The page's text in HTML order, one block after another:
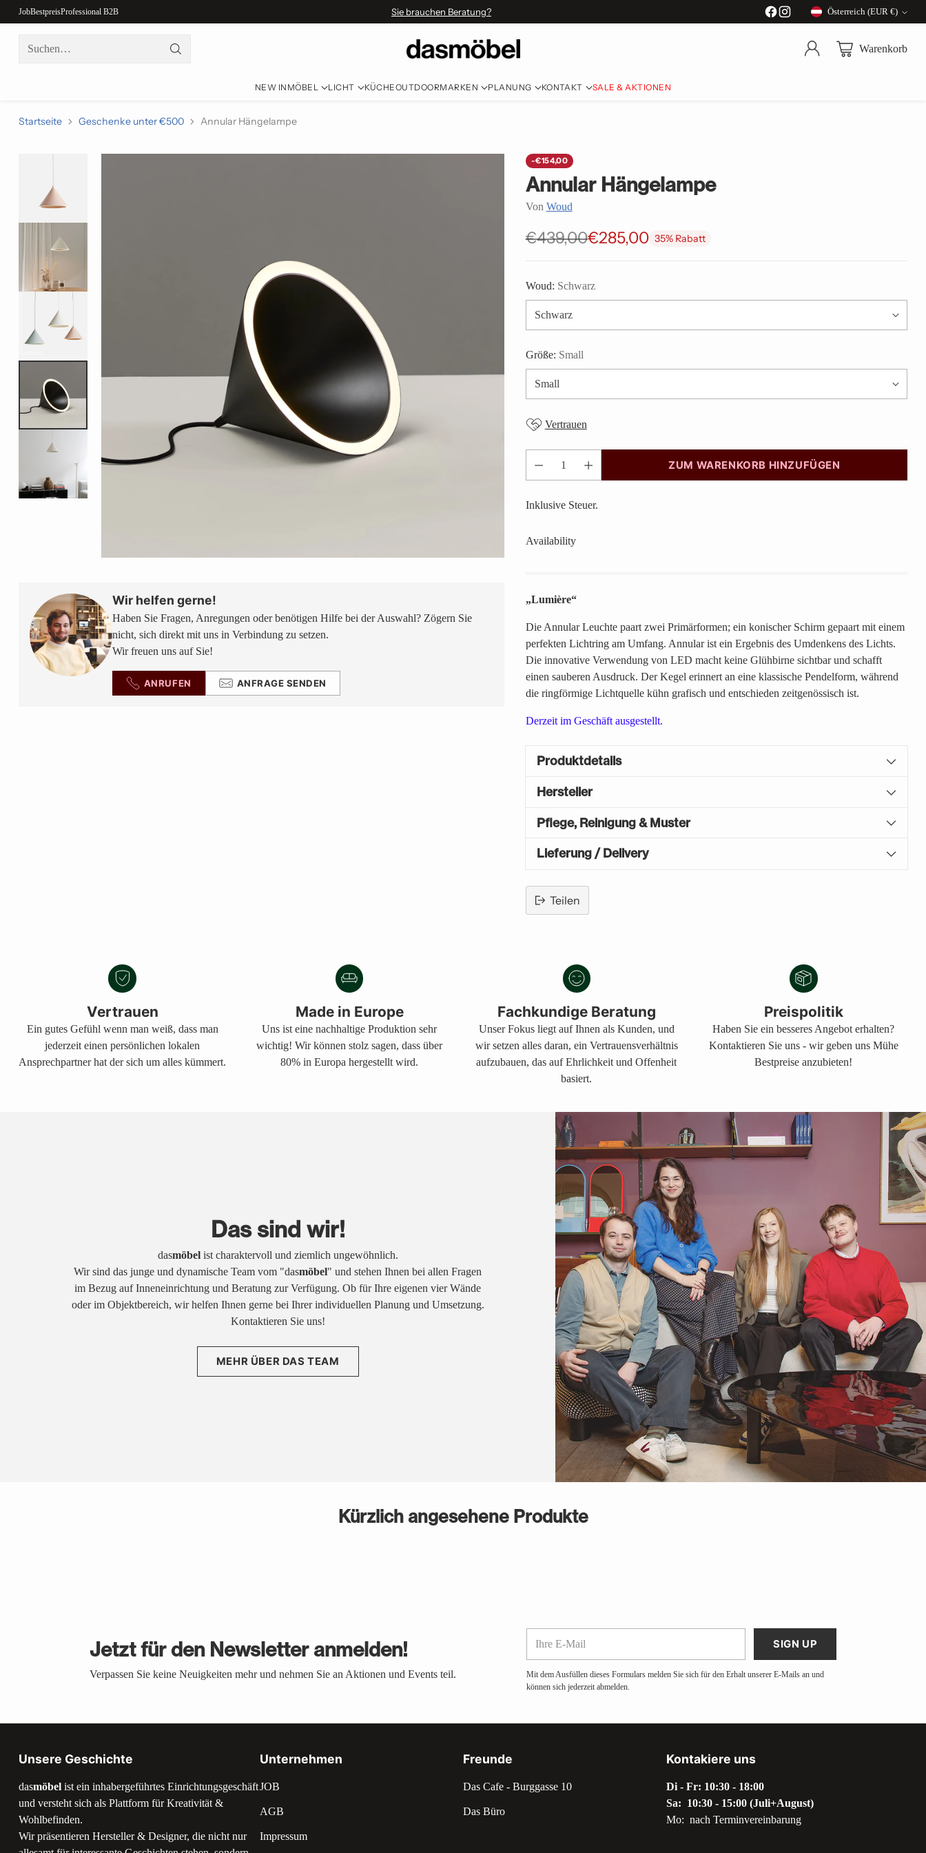
JobBestpreisProfessional B2B Sie brauchen Beratung?
Währung
Österreich (EUR €)
Suchen… Warenkorb
NEW IN MÖBEL LICHT KÜCHEOUTDOORMARKEN PLANUNG KONTAKT SALE & AKTIONEN
Startseite Geschenke unter €500 Annular Hängelampe
Wir helfen gerne!
Haben Sie Fragen, Anregungen oder benötigen Hilfe bei der Auswahl? Zögern Sie
nicht, sich direkt mit uns in Verbindung zu setzen.
Wir freuen uns auf Sie!
ANRUFEN ANFRAGE SENDEN
-€154,00
Annular Hängelampe
Von Woud
Normaler
€439,00€285,00 35% Rabatt
Woud: Schwarz
Größe: Small
Vertrauen
Anzahl
ZUM WARENKORB HINZUFÜGEN
Inklusive Steuer.
Availability
„Lumière“
Die Annular Leuchte paart zwei Primärformen; ein konischer Schirm gepaart mit einem
perfekten Lichtring am Umfang. Annular ist ein Ergebnis des Umdenkens des Lichts.
Die innovative Verwendung von LED macht keine Glühbirne sichtbar und schafft
einen sauberen Ausdruck. Der Kegel erinnert an eine klassische Pendelform, während
die ringförmige Lichtquelle kühn grafisch und entschieden zeitgenössisch ist.
Derzeit im Geschäft ausgestellt.
Produktdetails
Hersteller
Pflege, Reinigung & Muster
Lieferung / Delivery
Teilen
Warenkorb
Vertrauen
Ein gutes Gefühl wenn man weiß, dass man
jederzeit einen persönlichen lokalen
Ansprechpartner hat der sich um alles kümmert.
Made in Europe
Uns ist eine nachhaltige Produktion sehr
wichtig! Wir können stolz sagen, dass über
80% in Europa hergestellt wird.
Fachkundige Beratung
Unser Fokus liegt auf Ihnen als Kunden, und
wir setzen alles daran, ein Vertrauensverhältnis
aufzubauen, das auf Ehrlichkeit und Offenheit
basiert.
Preispolitik
Haben Sie ein besseres Angebot erhalten?
Kontaktieren Sie uns - wir geben uns Mühe
Bestpreise anzubieten!
Das sind wir!
dasmöbelist charaktervoll und ziemlich ungewöhnlich.
Wir sind das junge und dynamische Team vom "dasmöbel" und stehen Ihnen bei allen Fragen
im Bezug auf Inneneinrichtung und Beratung zur Verfügung. Ob für Ihre eigenen vier Wände
oder im Objektbereich, wir helfen Ihnen gerne bei Ihrer individuellen Planung und Umsetzung.
Kontaktieren Sie uns!
MEHR ÜBER DAS TEAM
Kürzlich angesehene Produkte
Jetzt für den Newsletter anmelden!
Verpassen Sie keine Neuigkeiten mehr und nehmen Sie an Aktionen und Events teil.
Mail
SIGN UP
Mit dem Ausfüllen dieses Formulars melden Sie sich für den Erhalt unserer E-Mails an und
können sich jederzeit abmelden.
Unsere Geschichte
dasmöbel ist ein inhabergeführtes Einrichtungsgeschäft
und versteht sich als Plattform für Kreativität &
Wohlbefinden.
Wir präsentieren Hersteller & Designer, die nicht nur
Unternehmen
JOB
AGB
Impressum
Freunde
Das Cafe - Burggasse 10
Das Büro
Kontakiere uns
Di - Fr: 10:30 - 18:00
Sa: 10:30 - 15:00 (Juli+August)
Mo: nach Terminvereinbarung